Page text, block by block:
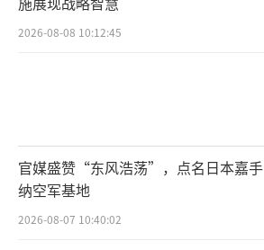
2026-08-08 10:12:45
官媒盛赞“东风浩荡”，点名日本嘉手
纳空军基地
2026-08-07 10:40:02